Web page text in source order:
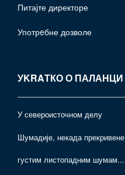
Питајте директоре
Употрeбне дозволе
УKRAТКО О ПАЛАНЦИ
У североисточном делу
Шумадије, некада прекривене
густим листопадним шумам...